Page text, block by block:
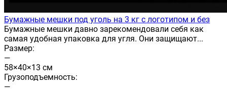
Бумажные мешки под уголь на 3 кг с логотипом и без
Бумажные мешки давно зарекомендовали себя как
самая удобная упаковка для угля. Они защищают...
Размер:
—
58×40×13 см
Грузоподъемность:
—